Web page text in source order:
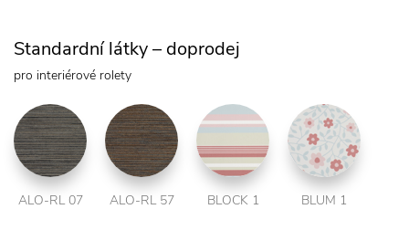
Standardní látky – doprodej
pro interiérové rolety
ALO-RL 07 ALO-RL 57 BLOCK 1 BLUM 1